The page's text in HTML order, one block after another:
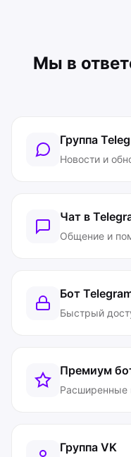
Мы в
Группа
Новости и
Чат в
Общение и
Бот
Быстрый
Премиум
Расширенные
Группа VK